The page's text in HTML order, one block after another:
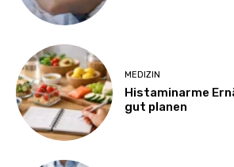
MEDIZIN
Histaminarme
gut planen